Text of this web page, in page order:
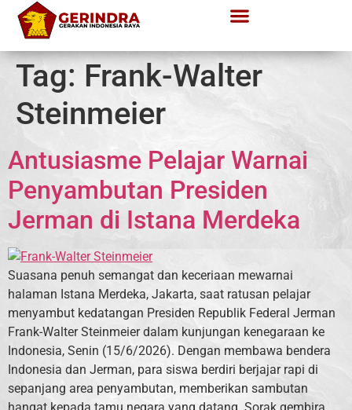
Tag: Frank-Walter
Steinmeier
Antusiasme Pelajar Warnai
Penyambutan Presiden
Jerman di Istana Merdeka
Suasana penuh semangat dan keceriaan mewarnai
halaman Istana Merdeka, Jakarta, saat ratusan pelajar
menyambut kedatangan Presiden Republik Federal Jerman
Frank-Walter Steinmeier dalam kunjungan kenegaraan ke
Indonesia, Senin (15/6/2026). Dengan membawa bendera
Indonesia dan Jerman, para siswa berdiri berjajar rapi di
sepanjang area penyambutan, memberikan sambutan